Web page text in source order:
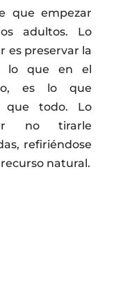
que empezar
adultos. Lo
es preservar la
lo que en el
es lo que
que todo. Lo
no tirarle
refiriéndose
natural.